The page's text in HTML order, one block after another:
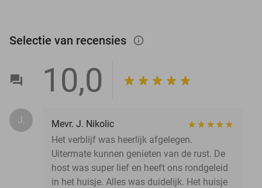
Selectie van recensies info_outlined
10,0
J.
Mevr. J. Nikolic
Het verblijf was heerlijk afgelegen.
Uitermate kunnen genieten van de rust. De
host was super lief en heeft ons rondgeleid
in het huisje. Alles was duidelijk. Het huisje